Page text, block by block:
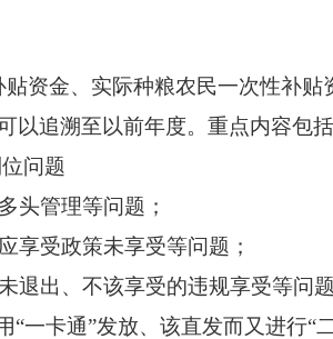
资金、实际种粮农民一次性补
以追溯至以前年度。重点内容包括
问题
头管理等问题；
享受政策未享受等问题；
退出、不该享受的违规享受等问题
一卡通”发放、该直发而又进行“